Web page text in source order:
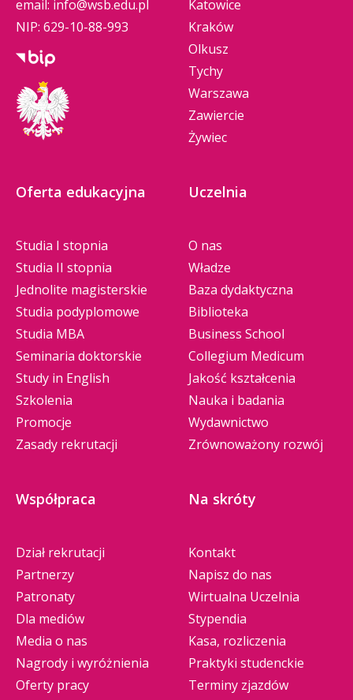
email: info@wsb.edu.pl
NIP: 629-10-88-993
Katowice
Kraków
Olkusz
Tychy
Warszawa
Zawiercie
Żywiec
Oferta edukacyjna
Studia I stopnia
Studia II stopnia
Jednolite magisterskie
Studia podyplomowe
Studia MBA
Seminaria doktorskie
Study in English
Szkolenia
Promocje
Zasady rekrutacji
Uczelnia
O nas
Władze
Baza dydaktyczna
Biblioteka
Business School
Collegium Medicum
Jakość kształcenia
Nauka i badania
Wydawnictwo
Zrównoważony rozwój
Współpraca
Dział rekrutacji
Partnerzy
Patronaty
Dla mediów
Media o nas
Nagrody i wyróżnienia
Oferty pracy
Na skróty
Kontakt
Napisz do nas
Wirtualna Uczelnia
Stypendia
Kasa, rozliczenia
Praktyki studenckie
Terminy zjazdów